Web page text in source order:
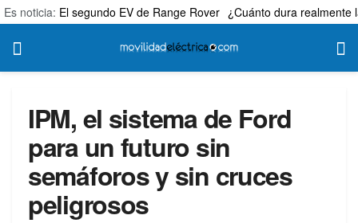
Es noticia: El segundo EV de Range Rover ¿Cuánto dura realmente
IPM, el sistema de Ford
para un futuro sin
semáforos y sin cruces
peligrosos